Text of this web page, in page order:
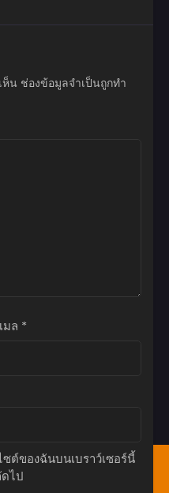
ห็น ช่องข้อมูลจำเป็นถูกทำ
มล *
ต์ของฉันบนเบราว์เซอร์นี้
ไป
ะ(ญี่ปุ่น)
มังฮวา(เกาหลี)